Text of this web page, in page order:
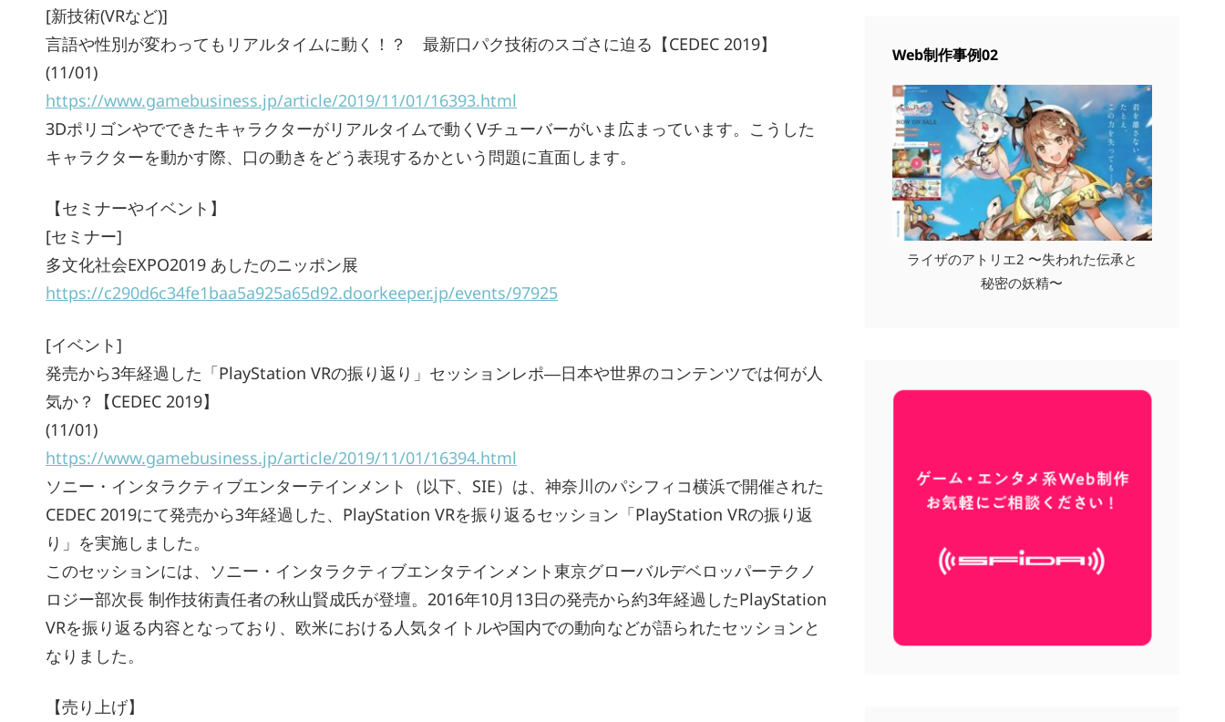
[新技術(VRなど)]
言語や性別が変わってもリアルタイムに動く！？ 最新口パク技術のスゴさに迫る【CEDEC 2019】
(11/01)
https://www.gamebusiness.jp/article/2019/11/01/16393.html
3Dポリゴンやでできたキャラクターがリアルタイムで動くVチューバーがいま広まっています。こうした
キャラクターを動かす際、口の動きをどう表現するかという問題に直面します。
【セミナーやイベント】
[セミナー]
多文化社会EXPO2019 あしたのニッポン展
https://c290d6c34fe1baa5a925a65d92.doorkeeper.jp/events/97925
[イベント]
発売から3年経過した「PlayStation VRの振り返り」セッションレポ―日本や世界のコンテンツでは何が人
気か？【CEDEC 2019】
(11/01)
https://www.gamebusiness.jp/article/2019/11/01/16394.html
ソニー・インタラクティブエンターテインメント（以下、SIE）は、神奈川のパシフィコ横浜で開催された
CEDEC 2019にて発売から3年経過した、PlayStation VRを振り返るセッション「PlayStation VRの振り返
り」を実施しました。
このセッションには、ソニー・インタラクティブエンタテインメント東京グローバルデベロッパーテクノ
ロジー部次長 制作技術責任者の秋山賢成氏が登壇。2016年10月13日の発売から約3年経過したPlayStation
VRを振り返る内容となっており、欧米における人気タイトルや国内での動向などが語られたセッションと
なりました。
【売り上げ】
Web制作事例02
ライザのアトリエ2 〜失われた伝承と
秘密の妖精〜